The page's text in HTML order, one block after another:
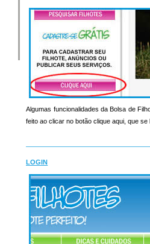
Algumas funcionalidades da Bolsa de
feito ao clicar no botão clique aqui, que
LOGIN